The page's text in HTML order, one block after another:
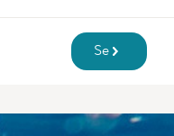
Se